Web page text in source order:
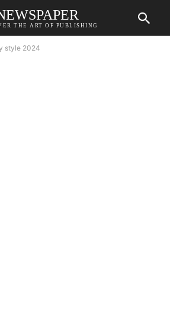
THE ART OF PUBLISHING
style 2024